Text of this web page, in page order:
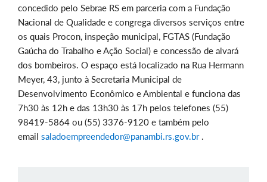
concedido pelo Sebrae RS em parceria com a Fundação
Nacional de Qualidade e congrega diversos serviços entre
os quais Procon, inspeção municipal, FGTAS (Fundação
Gaúcha do Trabalho e Ação Social) e concessão de alvará
dos bombeiros. O espaço está localizado na Rua Hermann
Meyer, 43, junto à Secretaria Municipal de
Desenvolvimento Econômico e Ambiental e funciona das
7h30 às 12h e das 13h30 às 17h pelos telefones (55)
98419-5864 ou (55) 3376-9120 e também pelo
email saladoempreendedor@panambi.rs.gov.br.